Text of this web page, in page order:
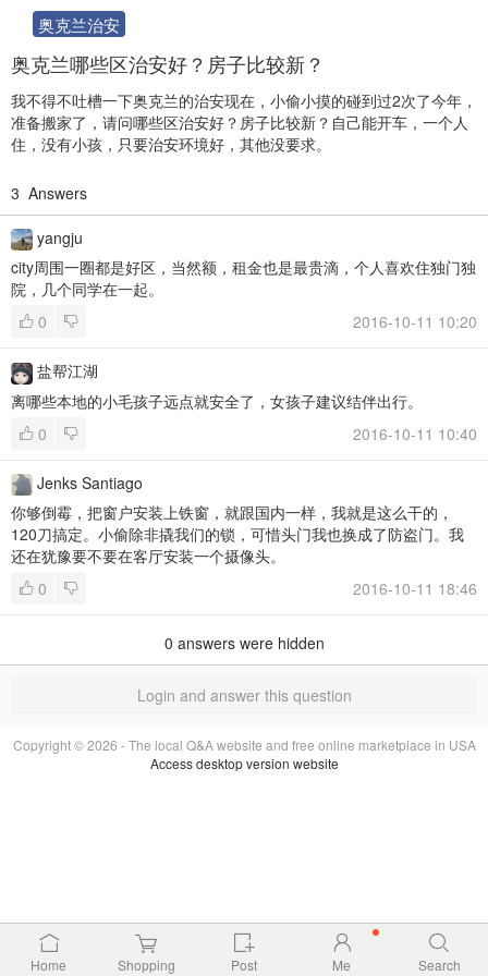
奥克兰治安
奥克兰哪些区治安好？房子比较新？
我不得不吐槽一下奥克兰的治安现在，小偷小摸的碰到过2次了今年，
准备搬家了，请问哪些区治安好？房子比较新？自己能开车，一个人
住，没有小孩，只要治安环境好，其他没要求。
3 Answers
yangju
city周围一圈都是好区，当然额，租金也是最贵滴，个人喜欢住独门独
院，几个同学在一起。
0
2016-10-11 10:20
盐帮江湖
离哪些本地的小毛孩子远点就安全了，女孩子建议结伴出行。
0
2016-10-11 10:40
Jenks Santiago
你够倒霉，把窗户安装上铁窗，就跟国内一样，我就是这么干的，
120刀搞定。小偷除非撬我们的锁，可惜头门我也换成了防盗门。我
还在犹豫要不要在客厅安装一个摄像头。
0
2016-10-11 18:46
0 answers were hidden
Login and answer this question
Copyright © 2026 - The local Q&A website and free online marketplace in USA
Access desktop version website
Home Shopping Post Me Search